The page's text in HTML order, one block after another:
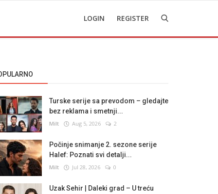
LOGIN REGISTER
Turske serije sa prevodom – gledajte
bez reklama i smetnji...
Milt Aug 5, 2026 2
Počinje snimanje 2. sezone serije
Halef: Poznati svi detalji...
Milt Jul 28, 2026 0
Uzak Sehir | Daleki grad – U treću